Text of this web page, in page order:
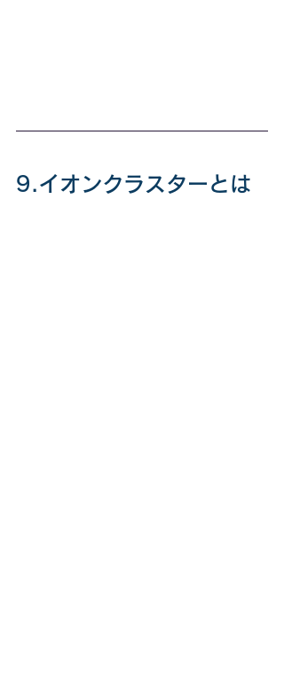
9.イオンクラスターとは